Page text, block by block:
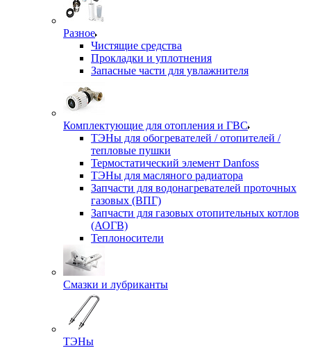
Разное
Чистящие средства
Прокладки и уплотнения
Запасные части для увлажнителя
Комплектующие для отопления и ГВС
ТЭНы для обогревателей / отопителей /
тепловые пушки
Термостатический элемент Danfoss
ТЭНы для масляного радиатора
Запчасти для водонагревателей проточных
газовых (ВПГ)
Запчасти для газовых отопительных котлов
(АОГВ)
Теплоносители
Смазки и лубриканты
ТЭНы